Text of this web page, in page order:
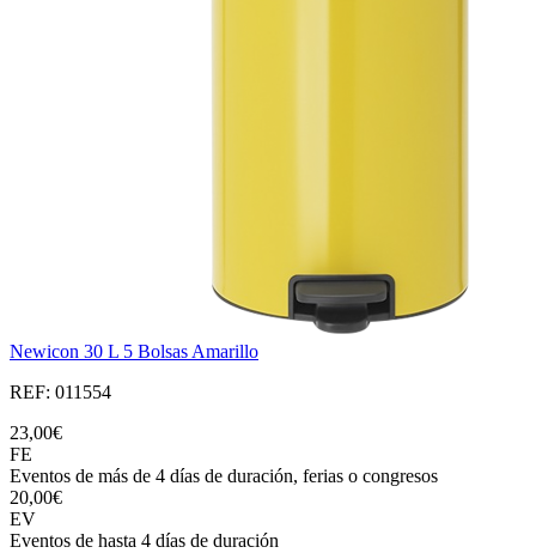
Newicon 30 L 5 Bolsas Amarillo
REF: 011554
23,00€
FE
Eventos de más de 4 días de duración, ferias o congresos
20,00€
EV
Eventos de hasta 4 días de duración